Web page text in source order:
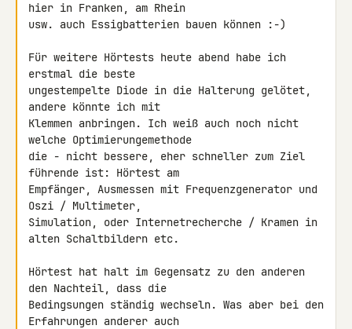
hier in Franken, am Rhein
usw. auch Essigbatterien bauen können :-)
Für weitere Hörtests heute abend habe ich
erstmal die beste
ungestempelte Diode in die Halterung gelötet,
andere könnte ich mit
Klemmen anbringen. Ich weiß auch noch nicht
welche Optimierungemethode
die - nicht bessere, eher schneller zum Ziel
führende ist: Hörtest am
Empfänger, Ausmessen mit Frequenzgenerator und
Oszi / Multimeter,
Simulation, oder Internetrecherche / Kramen in
alten Schaltbildern etc.
Hörtest hat halt im Gegensatz zu den anderen
den Nachteil, dass die
Bedingsungen ständig wechseln. Was aber bei den
Erfahrungen anderer auch